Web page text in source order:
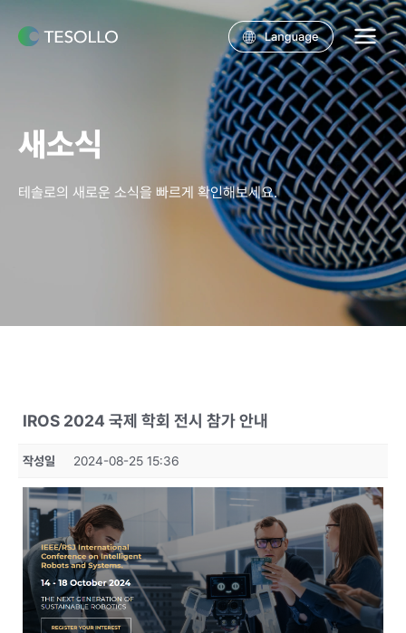
건너뛰기
Main
Menu
새소식
테솔로의 새로운 소식을 빠르게 확인해보세요.
IROS 2024 국제 학회 전시 참가 안내
작성일 2024-08-25 15:36